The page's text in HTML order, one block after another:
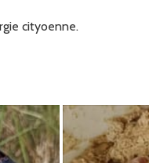
cityoenne.